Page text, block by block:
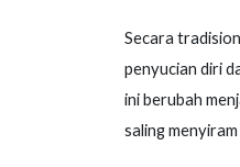
Secara
penyucian diri
ini berubah
saling